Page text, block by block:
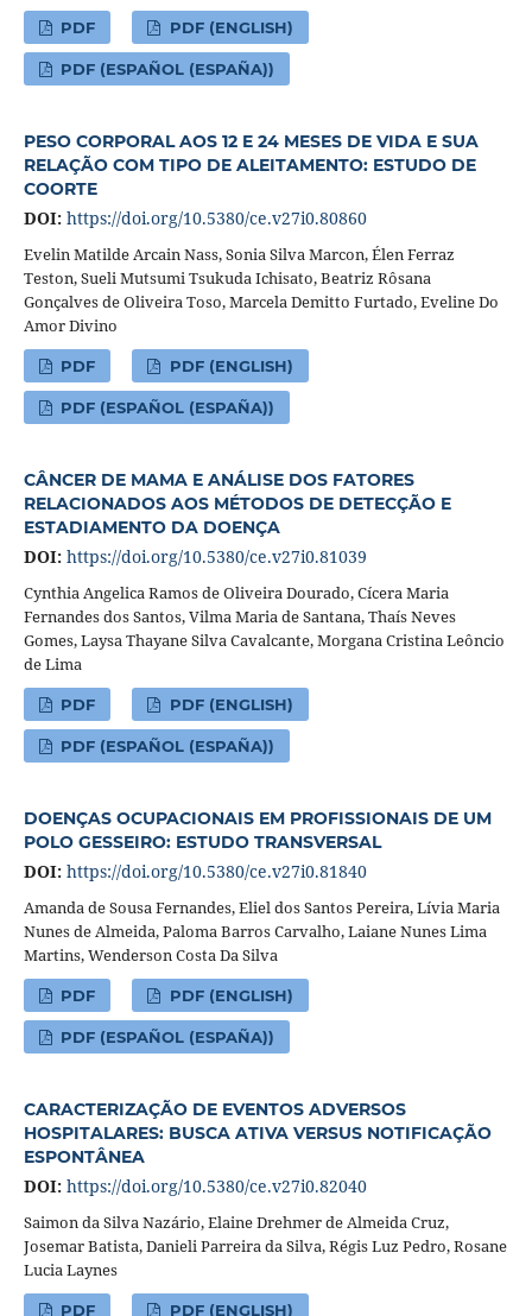
PDF PDF (ENGLISH)
PDF (ESPAÑOL (ESPAÑA))
PESO CORPORAL AOS 12 E 24 MESES DE VIDA E SUA
RELAÇÃO COM TIPO DE ALEITAMENTO: ESTUDO DE
COORTE
DOI: https://doi.org/10.5380/ce.v27i0.80860
Evelin Matilde Arcain Nass, Sonia Silva Marcon, Élen Ferraz
Teston, Sueli Mutsumi Tsukuda Ichisato, Beatriz Rôsana
Gonçalves de Oliveira Toso, Marcela Demitto Furtado, Eveline Do
Amor Divino
PDF PDF (ENGLISH)
PDF (ESPAÑOL (ESPAÑA))
CÂNCER DE MAMA E ANÁLISE DOS FATORES
RELACIONADOS AOS MÉTODOS DE DETECÇÃO E
ESTADIAMENTO DA DOENÇA
DOI: https://doi.org/10.5380/ce.v27i0.81039
Cynthia Angelica Ramos de Oliveira Dourado, Cícera Maria
Fernandes dos Santos, Vilma Maria de Santana, Thaís Neves
Gomes, Laysa Thayane Silva Cavalcante, Morgana Cristina Leôncio
de Lima
PDF PDF (ENGLISH)
PDF (ESPAÑOL (ESPAÑA))
DOENÇAS OCUPACIONAIS EM PROFISSIONAIS DE UM
POLO GESSEIRO: ESTUDO TRANSVERSAL
DOI: https://doi.org/10.5380/ce.v27i0.81840
Amanda de Sousa Fernandes, Eliel dos Santos Pereira, Lívia Maria
Nunes de Almeida, Paloma Barros Carvalho, Laiane Nunes Lima
Martins, Wenderson Costa Da Silva
PDF PDF (ENGLISH)
PDF (ESPAÑOL (ESPAÑA))
CARACTERIZAÇÃO DE EVENTOS ADVERSOS
HOSPITALARES: BUSCA ATIVA VERSUS NOTIFICAÇÃO
ESPONTÂNEA
DOI: https://doi.org/10.5380/ce.v27i0.82040
Saimon da Silva Nazário, Elaine Drehmer de Almeida Cruz,
Josemar Batista, Danieli Parreira da Silva, Régis Luz Pedro, Rosane
Lucia Laynes
PDF PDF (ENGLISH)